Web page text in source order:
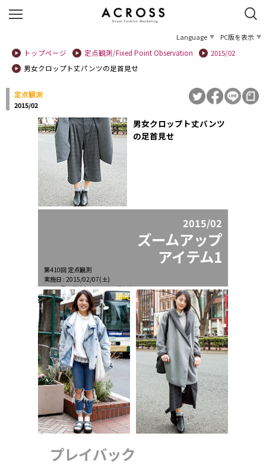
Language
PC版を表示
トップページ
定点観測/Fixed Point Observation
2015/02
男女クロップト丈パンツの足首見せ
定点観測
2015/02
男女クロップト丈パンツ
の足首見せ
2015/02
ズームアップ
アイテム1
第410回 定点観測
実施日 : 2015/02/07(土)
天候 : 曇、最高気温9.6℃、最低気温1.2℃
プレイバック